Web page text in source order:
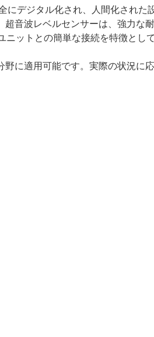
デジタル化され、人間化され
超音波レベルセンサーは、強力な
ットとの簡単な接続を特徴と
に適用可能です。実際の状況に